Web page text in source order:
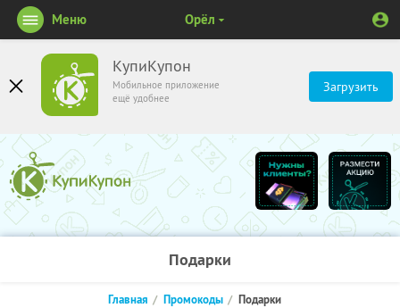
КупиКупон
Мобильное приложение
ещё удобнее
Загрузить
Меню Орёл
Подарки
Главная Промокоды Подарки